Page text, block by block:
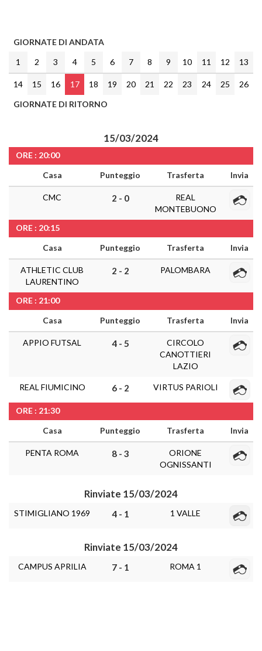
GIORNATE DI ANDATA
1
2 3 4 5 6 7 8 9 10 11 12 13
14 15 16 17 18 19 20 21 22 23 24 25
26
GIORNATE DI RITORNO
15/03/2024
ORE : 20:00
Casa
Punteggio Trasferta Invia
CMC 2 - 0
REAL
MONTEBUONO
ORE : 20:15
Casa
Punteggio Trasferta Invia
ATHLETIC CLUB
LAURENTINO
2 - 2 PALOMBARA
ORE : 21:00
Casa
Punteggio Trasferta Invia
APPIO FUTSAL 4 - 5
CIRCOLO
CANOTTIERI
LAZIO
REAL FIUMICINO 6 - 2 VIRTUS PARIOLI
ORE : 21:30
Casa
Punteggio Trasferta Invia
PENTA ROMA 8 - 3
ORIONE
OGNISSANTI
Rinviate 15/03/2024
STIMIGLIANO 1969 4 - 1 1 VALLE
Rinviate 15/03/2024
CAMPUS APRILIA 7 - 1 ROMA 1